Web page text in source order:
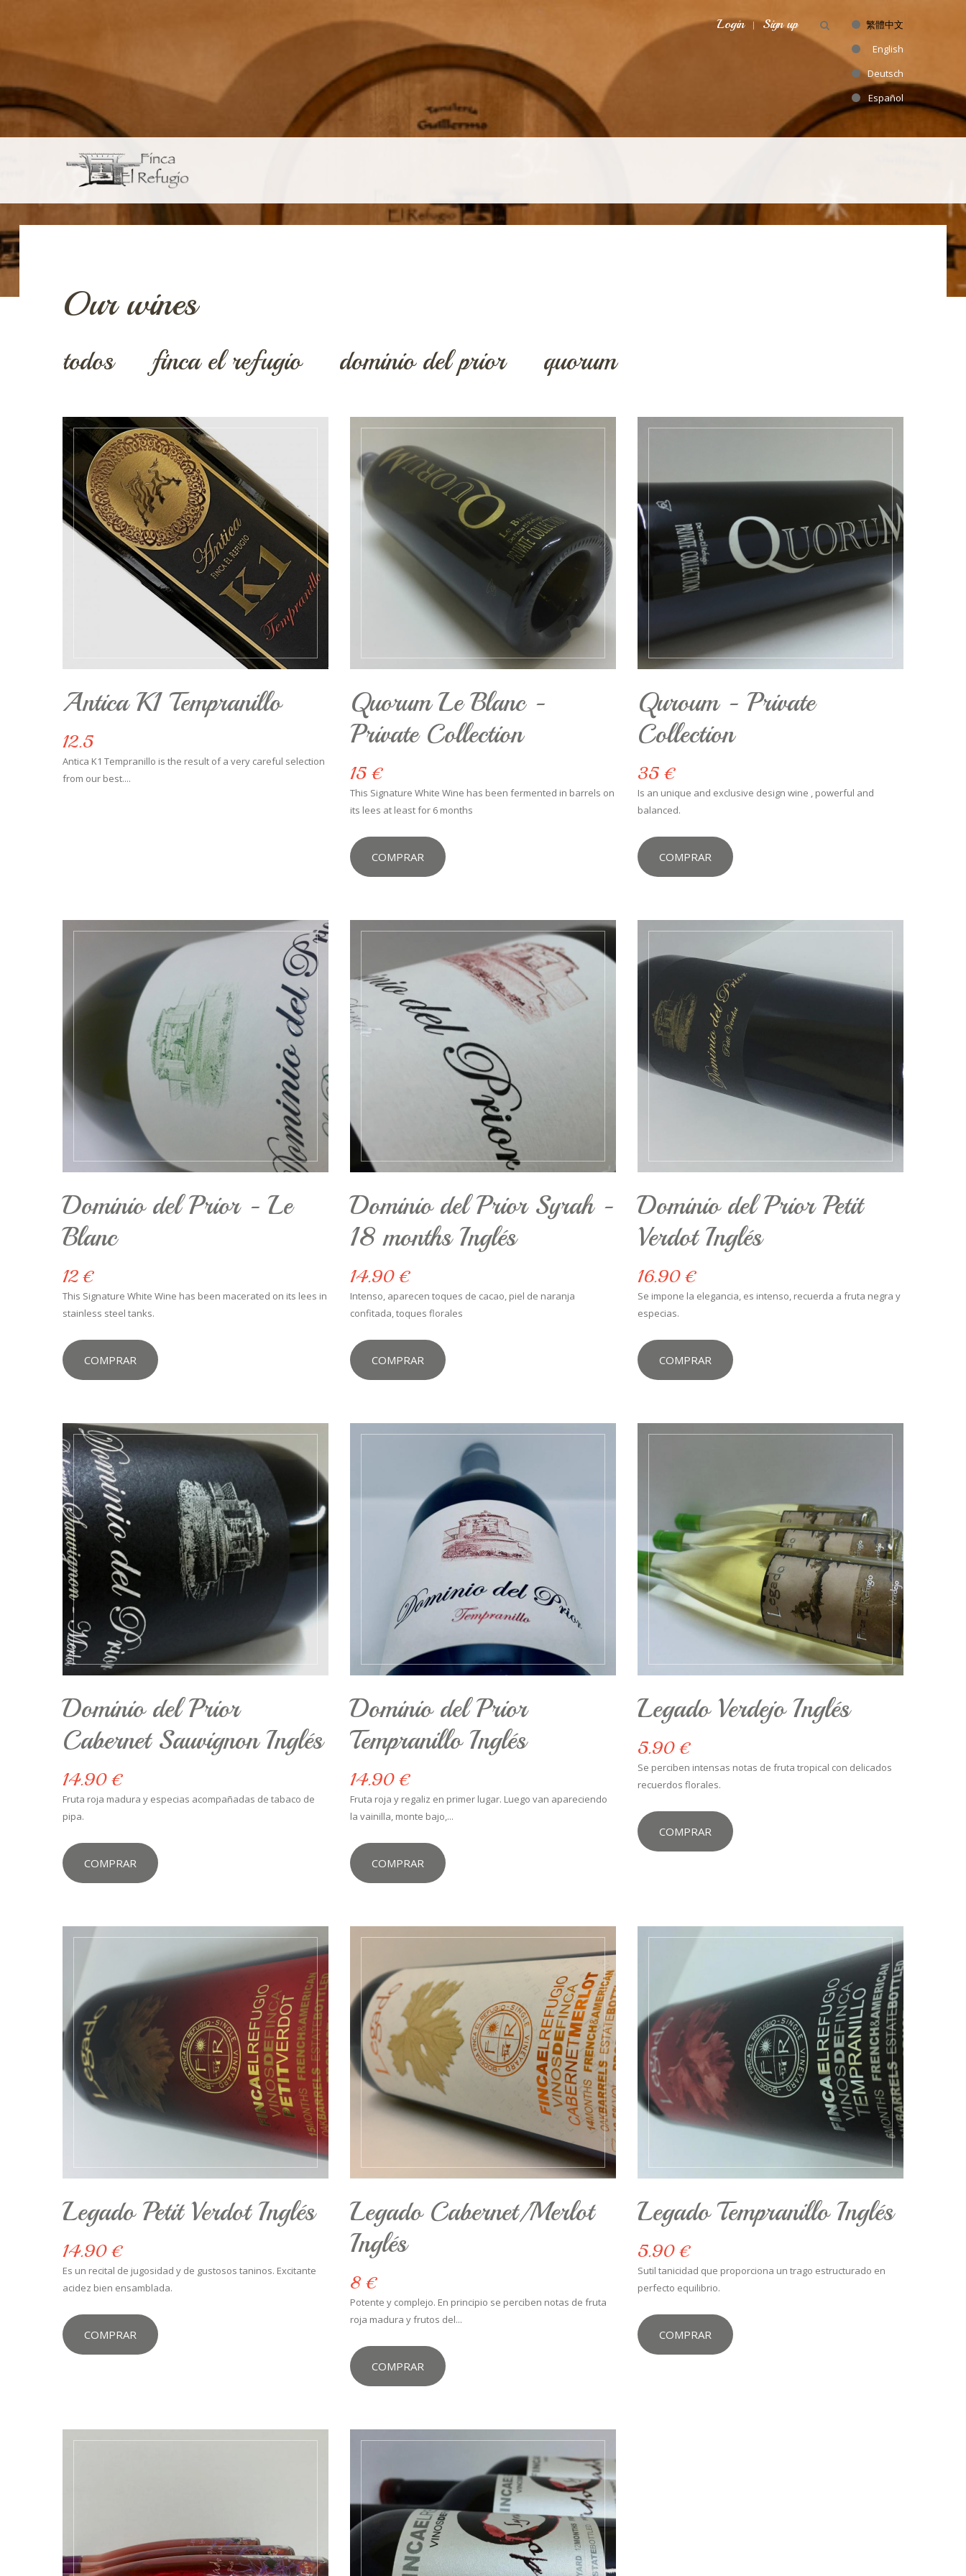
Login Sign up
繁體中文
English
Deutsch
Español
Our wines
todos finca el refugio dominio del prior quorum
Antica K1 Tempranillo
12.5
Antica K1 Tempranillo is the result of a very careful selection
from our best....
Quorum Le Blanc -
Private Collection
15 €
This Signature White Wine has been fermented in barrels on
its lees at least for 6 months
COMPRAR
Quroum - Private
Collection
35 €
Is an unique and exclusive design wine , powerful and
balanced.
COMPRAR
Dominio del Prior - Le
Blanc
12 €
This Signature White Wine has been macerated on its lees in
stainless steel tanks.
COMPRAR
Dominio del Prior Syrah -
18 months Inglés
14.90 €
Intenso, aparecen toques de cacao, piel de naranja
confitada, toques florales
COMPRAR
Dominio del Prior Petit
Verdot Inglés
16.90 €
Se impone la elegancia, es intenso, recuerda a fruta negra y
especias.
COMPRAR
Dominio del Prior
Cabernet Sauvignon Inglés
14.90 €
Fruta roja madura y especias acompañadas de tabaco de
pipa.
COMPRAR
Dominio del Prior
Tempranillo Inglés
14.90 €
Fruta roja y regaliz en primer lugar. Luego van apareciendo
la vainilla, monte bajo,...
COMPRAR
Legado Verdejo Inglés
5.90 €
Se perciben intensas notas de fruta tropical con delicados
recuerdos florales.
COMPRAR
Legado Petit Verdot Inglés
14.90 €
Es un recital de jugosidad y de gustosos taninos. Excitante
acidez bien ensamblada.
COMPRAR
Legado Cabernet/Merlot
Inglés
8 €
Potente y complejo. En principio se perciben notas de fruta
roja madura y frutos del...
COMPRAR
Legado Tempranillo Inglés
5.90 €
Sutil tanicidad que proporciona un trago estructurado en
perfecto equilibrio.
COMPRAR